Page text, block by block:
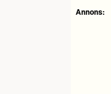
Annons: